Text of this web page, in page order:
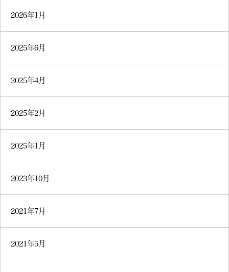
2026年1月
2025年6月
2025年4月
2025年2月
2025年1月
2023年10月
2021年7月
2021年5月